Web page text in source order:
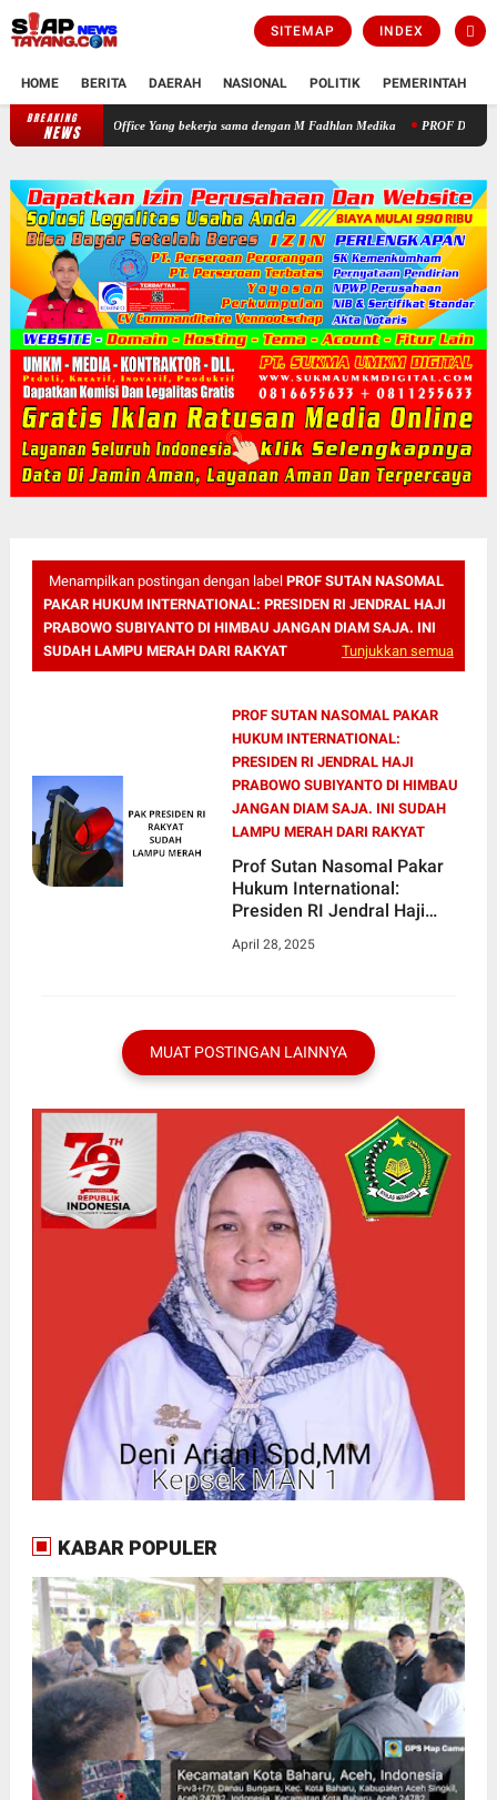
SITEMAP INDEX
HOME BERITA DAERAH NASIONAL POLITIK PEMERINTAH
BREAKING
NEWS Warga Apresiasi Pengobatan Gratis yang Digelar HNP Law Office Yang
Menampilkan postingan dengan label PROF SUTAN NASOMAL
PAKAR HUKUM INTERNATIONAL: PRESIDEN RI JENDRAL HAJI
PRABOWO SUBIYANTO DI HIMBAU JANGAN DIAM SAJA. INI
SUDAH LAMPU MERAH DARI RAKYAT
Tunjukkan semua
PROF SUTAN NASOMAL PAKAR
HUKUM INTERNATIONAL:
PRESIDEN RI JENDRAL HAJI
PRABOWO SUBIYANTO DI HIMBAU
JANGAN DIAM SAJA. INI SUDAH
LAMPU MERAH DARI RAKYAT
Prof Sutan Nasomal Pakar
Hukum International:
Presiden RI Jendral Haji
Himbau Jangan Diam Saja.
April 28, 2025
MUAT POSTINGAN LAINNYA
KABAR POPULER